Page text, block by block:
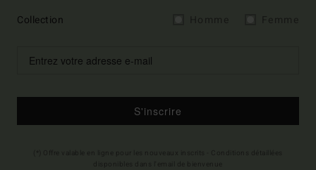
Collection
S'inscrire